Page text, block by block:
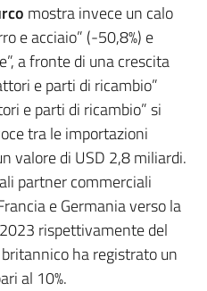
mostra invece un calo
e acciaio” (-50,8%) e
a fronte di una crescita
e parti di ricambio”
e parti di ricambio” si
tra le importazioni
valore di USD 2,8 miliardi.
partner commerciali
e Germania verso la
rispettivamente del
britannico ha registrato un
al 10%.